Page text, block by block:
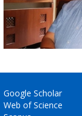
Google Scholar
Web of Science